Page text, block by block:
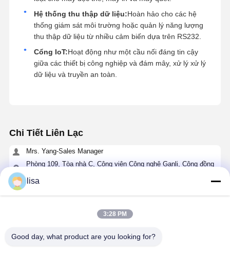
Hệ thống thu thập dữ liệu:Hoàn hảo cho các hệ
thống giám sát môi trường hoặc quản lý năng lượng
thu thập dữ liệu từ nhiều cảm biến dựa trên RS232.
Cổng IoT:Hoạt động như một cầu nối đáng tin cậy
giữa các thiết bị công nghiệp và đám mây, xử lý xử lý
dữ liệu và truyền an toàn.
Chi Tiết Liên Lạc
Mrs. Yang-Sales Manager
Phòng 109, Tòa nhà C, Công viên Công nghệ Ganli, Cộng đồng
+86 18902462095
nói chuyện ngay.
lisa
3:28 PM
Good day, what product are you looking for?